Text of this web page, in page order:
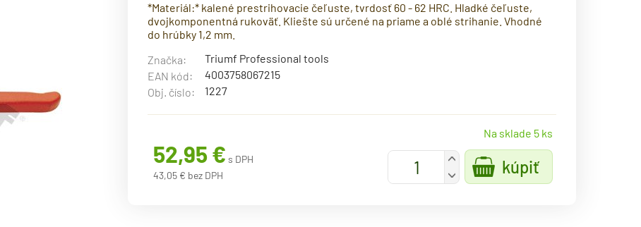
*Materiál:* kalené prestrihovacie čeľuste, tvrdosť 60 - 62 HRC. Hladké čeľuste,
dvojkomponentná rukoväť. Kliešte sú určené na priame a oblé strihanie. Vhodné
do hrúbky 1,2 mm.
Značka:
Triumf Professional tools
EAN kód:
4003758067215
Obj. číslo:
1227
Na sklade 5 ks
52,95 € s DPH
43,05 € bez DPH
+
-
kúpiť